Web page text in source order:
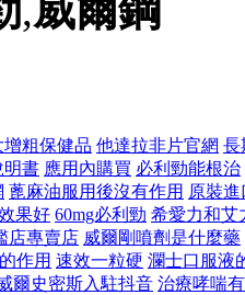
,威爾鋼
增粗保健品 他達拉非片官網 長
明書 應用內購買 必利勁能根治
蓖麻油服用後沒有作用 原裝
果好 60mg必利勁 希愛力和艾
店專賣店 威爾剛噴劑是什麼藥
作用 速效一粒硬 瀾士口服液
爾史密斯入駐抖音 治療哮喘